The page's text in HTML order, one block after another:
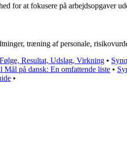
for at fokusere på arbejdsopgaver
træning af personale,
Resultat, Udslag, Virkning •
Mål på dansk: En omfattende liste •
•